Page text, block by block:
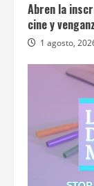
Abren la
cine y
1 agosto,